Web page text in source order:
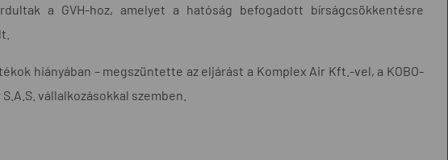
a GVH-hoz, amelyet a hatóság befogadott bírságcsökkentésre
hiányában – megszüntette az eljárást a Komplex Air Kft.-vel, a KOBO-
vállalkozásokkal szemben.